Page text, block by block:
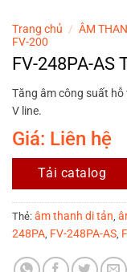
Trang chủ / ÂM
FV-200
FV-248PA-AS
Tăng âm công suất
V line.
Giá: Liên hệ
Tải catalog
Thẻ: âm thanh di tản
248PA FV-248PA-AS